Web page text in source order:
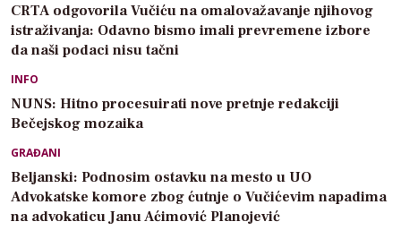
CRTA odgovorila Vučiću na omalovažavanje njihovog
istraživanja: Odavno bismo imali prevremene izbore
da naši podaci nisu tačni
INFO
NUNS: Hitno procesuirati nove pretnje redakciji
Bečejskog mozaika
GRAĐANI
Beljanski: Podnosim ostavku na mesto u UO
Advokatske komore zbog ćutnje o Vučićevim napadima
na advokaticu Janu Aćimović Planojević